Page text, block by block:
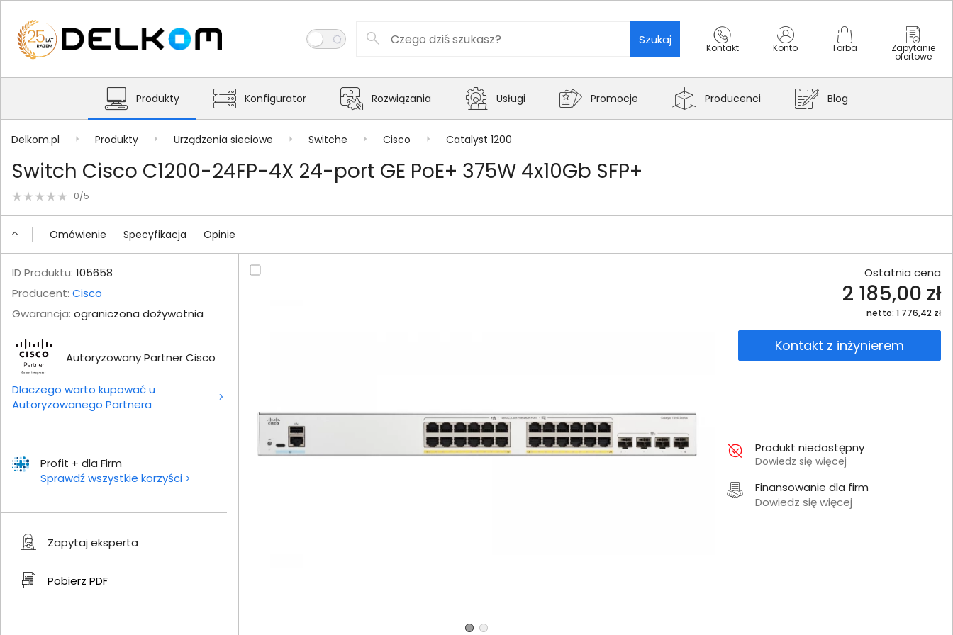
Szukaj
Kontakt Konto Torba Zapytanie
ofertowe
Produkty Konfigurator Rozwiązania Usługi Promocje Producenci Blog
Delkom.pl Produkty Urządzenia sieciowe Switche Cisco Catalyst 1200
Switch Cisco C1200-24FP-4X 24-port GE PoE+ 375W 4x10Gb SFP+
0/5
Omówienie Specyfikacja Opinie
ID Produktu: 105658
Producent: Cisco
Gwarancja: ograniczona dożywotnia
Autoryzowany Partner Cisco
Dlaczego warto kupować u
Autoryzowanego Partnera
Profit + dla Firm
Sprawdź wszystkie korzyści
Zapytaj eksperta
Pobierz PDF
Ostatnia cena
2 185,00 zł
netto: 1 776,42 zł
Kontakt z inżynierem
Produkt niedostępny
Dowiedz się więcej
Finansowanie dla firm
Dowiedz się więcej